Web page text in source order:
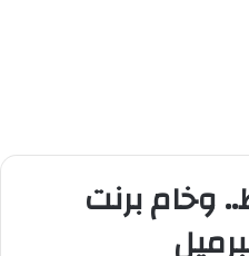
وخام برنت